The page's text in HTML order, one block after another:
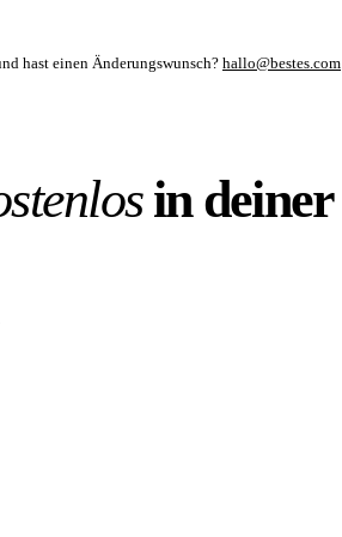
hast einen Änderungswunsch? hallo@bestes.com
in deiner